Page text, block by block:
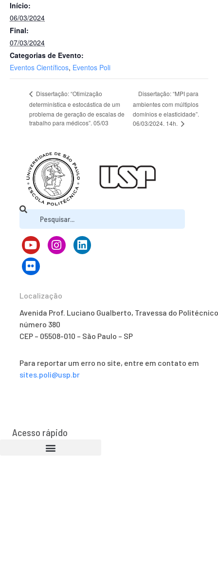
Início:
06/03/2024
Final:
07/03/2024
Categorias de Evento:
Eventos Científicos, Eventos Poli
Dissertação: “Otimização
determinística e estocástica de um
problema de geração de escalas de
trabalho para médicos”. 05/03
Dissertação: “MPI para
ambientes com múltiplos
domínios e elasticidade”.
06/03/2024. 14h.
Localização
Avenida Prof. Luciano Gualberto, Travessa do
número 380
CEP – 05508-010 – São Paulo – SP
Para reportar um erro no site, entre em contato em
sites.poli@usp.br
Acesso rápido